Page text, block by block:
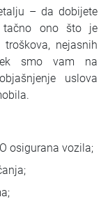
– da dobijete
tačno ono što je
nejasnih
smo vam na
uslova
osigurana vozila;